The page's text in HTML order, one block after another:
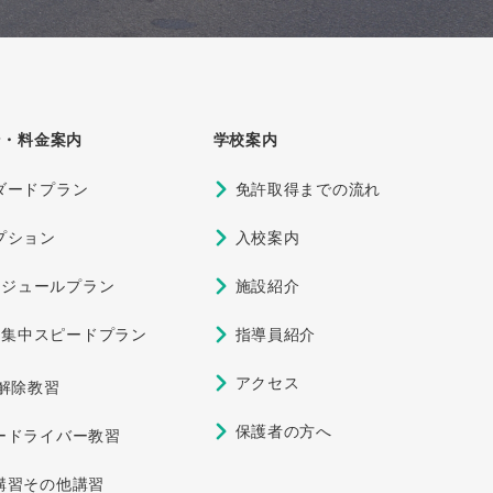
料金案内
ードプラン
ション
ュールプラン
中スピードプラン
除教習
ドライバー教習
習その他講習
学校案内
免許取得までの流れ
入校案内
施設紹介
指導員紹介
アクセス
保護者の方へ